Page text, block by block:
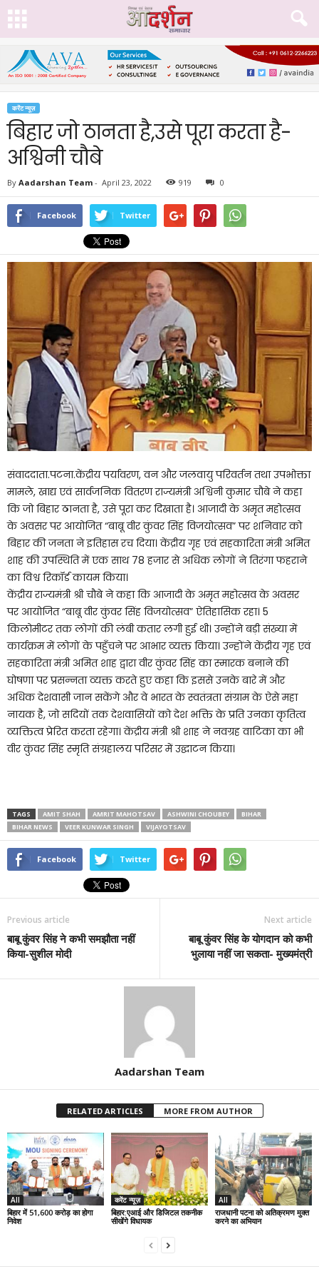
करेंट न्यूज़
बिहार जो ठानता है,उसे पूरा करता है-
अश्विनी चौबे
By Aadarshan Team - April 23, 2022 919 0
Facebook Twitter
संवाददाता.पटना.केंद्रीय पर्यावरण, वन और जलवायु परिवर्तन तथा उपभोक्ता
मामले, खाद्य एवं सार्वजनिक वितरण राज्यमंत्री अश्विनी कुमार चौबे ने कहा
कि जो बिहार ठानता है, उसे पूरा कर दिखाता है। आजादी के अमृत महोत्सव
के अवसर पर आयोजित “बाबू वीर कुंवर सिंह विजयोत्सव” पर शनिवार को
बिहार की जनता ने इतिहास रच दिया। केंद्रीय गृह एवं सहकारिता मंत्री अमित
शाह की उपस्थिति में एक साथ 78 हजार से अधिक लोगों ने तिरंगा फहराने
का विश्व रिकॉर्ड कायम किया।
केंद्रीय राज्यमंत्री श्री चौबे ने कहा कि आजादी के अमृत महोत्सव के अवसर
पर आयोजित “बाबू वीर कुंवर सिंह विजयोत्सव” ऐतिहासिक रहा। 5
किलोमीटर तक लोगों की लंबी कतार लगी हुई थी। उन्होंने बड़ी संख्या में
कार्यक्रम में लोगों के पहुँचने पर आभार व्यक्त किया। उन्होंने केंद्रीय गृह एवं
सहकारिता मंत्री अमित शाह द्वारा वीर कुंवर सिंह का स्मारक बनाने की
घोषणा पर प्रसन्नता व्यक्त करते हुए कहा कि इससे उनके बारे में और
अधिक देशवासी जान सकेंगे और वे भारत के स्वतंत्रता संग्राम के ऐसे महा
नायक है, जो सदियों तक देशवासियों को देश भक्ति के प्रति उनका कृतित्व
व्यक्तित्व प्रेरित करता रहेगा। केंद्रीय मंत्री श्री शाह ने नवग्रह वाटिका का भी
वीर कुंवर सिंह स्मृति संग्रहालय परिसर में उद्घाटन किया।
TAGS AMIT SHAH AMRIT MAHOTSAV ASHWINI CHOUBEY
BIHAR
BIHAR NEWS
VEER KUNWAR SINGH VIJAYOTSAV
Facebook Twitter
Previous article
बाबू कुंवर सिंह ने कभी समझौता नहीं
किया-सुशील मोदी
Next article
बाबू कुंवर सिंह के योगदान को कभी
भुलाया नहीं जा सकता- मुख्यमंत्री
Aadarshan Team
RELATED ARTICLES MORE FROM AUTHOR
All
बिहार में 51,600 करोड़ का होगा
निवेश
करेंट न्यूज़
बिहार:एआई और डिजिटल तकनीक
सीखेंगे विधायक
All
राजधानी पटना को अतिक्रमण मुक्त
करने का अभियान